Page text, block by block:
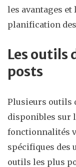
les avantages
planification
Les outils
posts
Plusieurs outils
disponibles sur
fonctionnalités
spécifiques des
outils les plus